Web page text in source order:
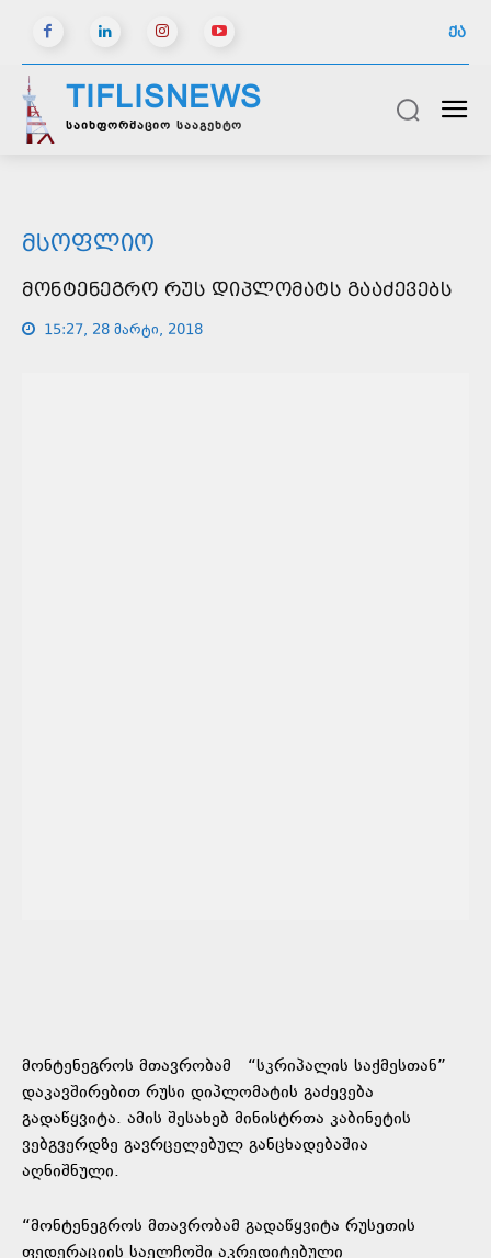
ᲥᲐ
TIFLISNEWS
საინფორმაციო სააგენტო
ᲛᲡᲝᲤᲚᲘᲝ
ᲛᲝᲜᲢᲔᲜᲔᲒᲠᲝ ᲠᲣᲡ ᲓᲘᲞᲚᲝᲛᲐᲢᲡ ᲒᲐᲐᲫᲔᲕᲔᲑᲡ
15:27, 28 მარტი, 2018
მონტენეგროს მთავრობამ “სკრიპალის საქმესთან”
დაკავშირებით რუსი დიპლომატის გაძევება
გადაწყვიტა. ამის შესახებ მინისტრთა კაბინეტის
ვებგვერდზე გავრცელებულ განცხადებაშია
აღნიშნული.
“მონტენეგროს მთავრობამ გადაწყვიტა რუსეთის
ფედერაციის საელჩოში აკრედიტებული